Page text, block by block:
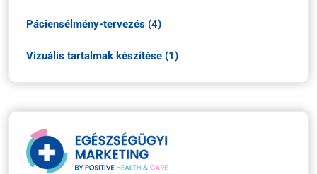
Páciensélmény-tervezés (4)
Vizuális tartalmak készítése (1)